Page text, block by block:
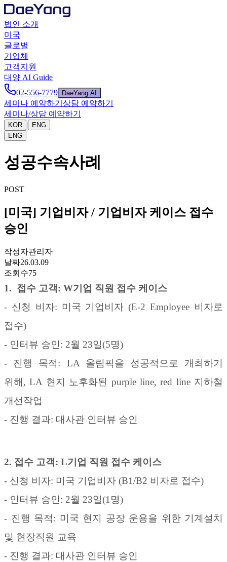
법인 소개
미국
글로벌
기업체
고객지원
대양 AI Guide
02-556-7779
DaeYang AI
세미나 예약하기 상담 예약하기
세미나/상담 예약하기
KOR |
ENG
ENG
성공수속사례
POST
[미국] 기업비자 / 기업비자 케이스 접수
승인
작성자관리자
날짜26.03.09
조회수75
1. 접수 고객: W기업 직원 접수 케이스
- 신청 비자: 미국 기업비자 (E-2 Employee 비자로
접수)
- 인터뷰 승인: 2월 23일(5명)
- 진행 목적: LA 올림픽을 성공적으로 개최하기
위해, LA 현지 노후화된 purple line, red line 지하철
개선작업
- 진행 결과: 대사관 인터뷰 승인
2. 접수 고객: L기업 직원 접수 케이스
- 신청 비자: 미국 기업비자 (B1/B2 비자로 접수)
- 인터뷰 승인: 2월 23일(1명)
- 진행 목적: 미국 현지 공장 운용을 위한 기계설치
및 현장직원 교육
- 진행 결과: 대사관 인터뷰 승인